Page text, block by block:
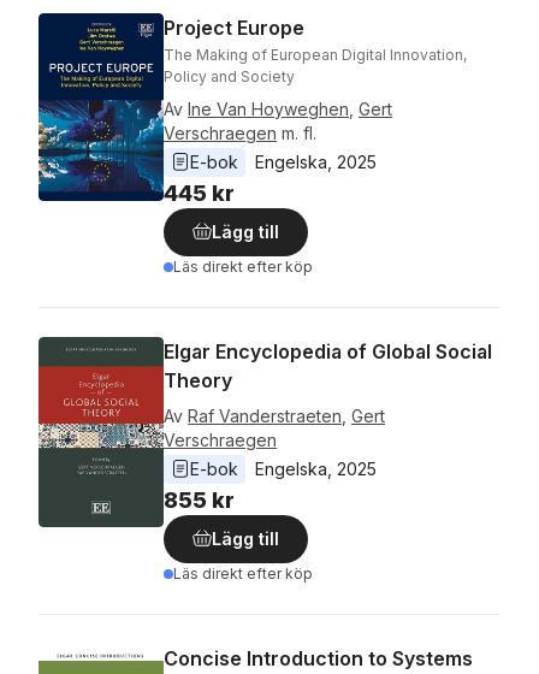
Project Europe
The Making of European Digital Innovation,
Policy and Society
Av Ine Van Hoyweghen Gert
Verschraegen m. fl.
E-bok
Engelska 2025
445 kr
Lägg till
Läs direkt efter köp
Elgar Encyclopedia of Global Social
Theory
Av Raf Vanderstraeten Gert
Verschraegen
E-bok
Engelska 2025
855 kr
Lägg till
Läs direkt efter köp
Concise Introduction to Systems